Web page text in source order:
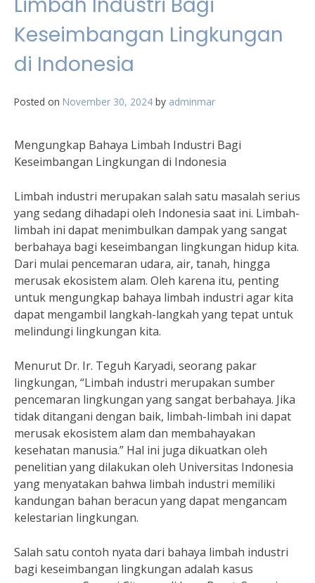
Keseimbangan Lingkungan
di Indonesia
Posted on November 30, 2024 by adminmar
Mengungkap Bahaya Limbah Industri Bagi
Keseimbangan Lingkungan di Indonesia
Limbah industri merupakan salah satu masalah serius
yang sedang dihadapi oleh Indonesia saat ini. Limbah-
limbah ini dapat menimbulkan dampak yang sangat
berbahaya bagi keseimbangan lingkungan hidup kita.
Dari mulai pencemaran udara, air, tanah, hingga
merusak ekosistem alam. Oleh karena itu, penting
untuk mengungkap bahaya limbah industri agar kita
dapat mengambil langkah-langkah yang tepat untuk
melindungi lingkungan kita.
Menurut Dr. Ir. Teguh Karyadi, seorang pakar
lingkungan, “Limbah industri merupakan sumber
pencemaran lingkungan yang sangat berbahaya. Jika
tidak ditangani dengan baik, limbah-limbah ini dapat
merusak ekosistem alam dan membahayakan
kesehatan manusia.” Hal ini juga dikuatkan oleh
penelitian yang dilakukan oleh Universitas Indonesia
yang menyatakan bahwa limbah industri memiliki
kandungan bahan beracun yang dapat mengancam
kelestarian lingkungan.
Salah satu contoh nyata dari bahaya limbah industri
bagi keseimbangan lingkungan adalah kasus